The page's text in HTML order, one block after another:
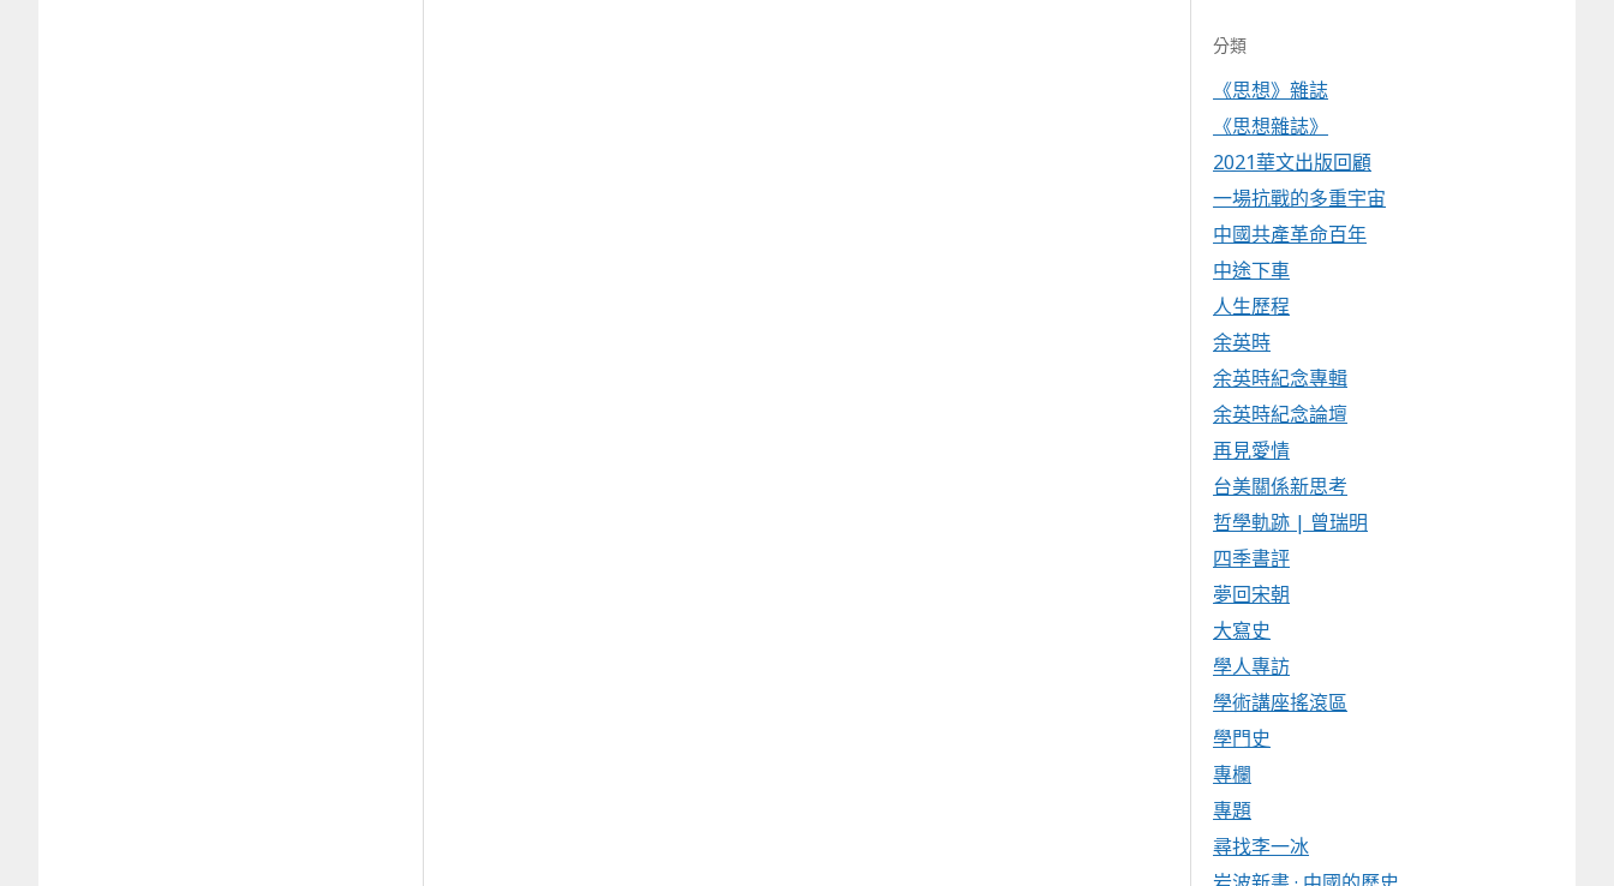
分類
《思想》雜誌
《思想雜誌》
2021華文出版回顧
一場抗戰的多重宇宙
中國共產革命百年
中途下車
人生歷程
余英時
余英時紀念專輯
余英時紀念論壇
再見愛情
台美關係新思考
哲學軌跡 | 曾瑞明
四季書評
夢回宋朝
大寫史
學人專訪
學術講座搖滾區
學門史
專欄
專題
尋找李一冰